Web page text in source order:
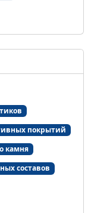
покрытий
камня
составов